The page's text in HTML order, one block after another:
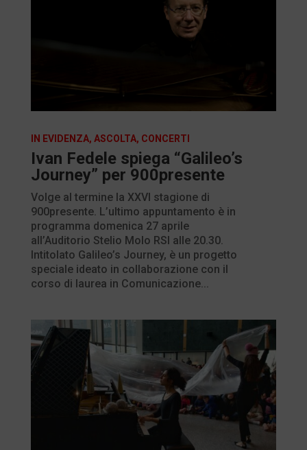
Ivan Fedele spiega “Galileo’s
Journey” per 900presente
IN EVIDENZA, ASCOLTA, CONCERTI
Volge al termine la XXVI stagione di
900presente. L’ultimo appuntamento è in
programma domenica 27 aprile
all’Auditorio Stelio Molo RSI alle 20.30.
Intitolato Galileo’s Journey, è un progetto
speciale ideato in collaborazione con il
corso di laurea in Comunicazione...